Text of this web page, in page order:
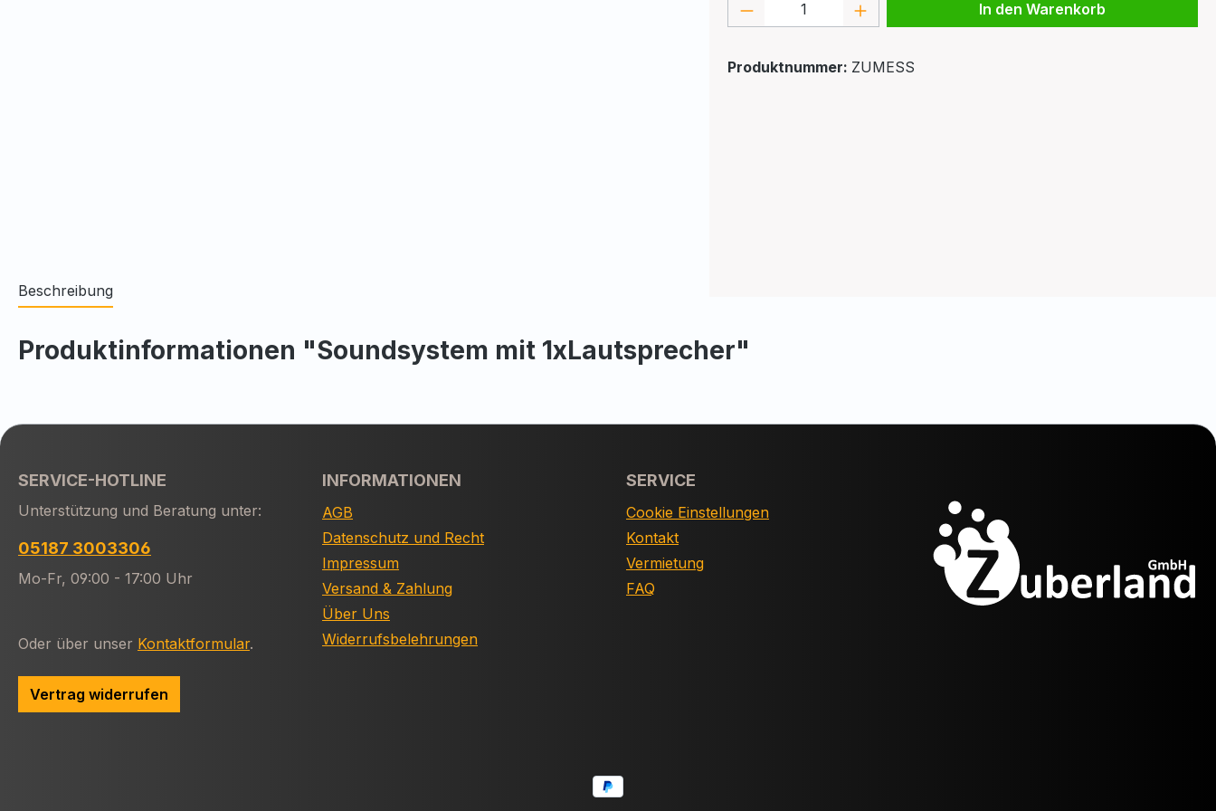
Produkt Anzahl: Gib den gewünschten Wert
In den Warenkorb
Produktnummer: ZUMESS
Beschreibung
Produktinformationen "Soundsystem mit 1xLautsprecher"
SERVICE-HOTLINE
Unterstützung und Beratung unter:
05187 3003306
Mo-Fr, 09:00 - 17:00 Uhr
Oder über unser Kontaktformular.
Vertrag widerrufen
INFORMATIONEN
AGB
Datenschutz und Recht
Impressum
Versand & Zahlung
Über Uns
Widerrufsbelehrungen
SERVICE
Cookie Einstellungen
Kontakt
Vermietung
FAQ